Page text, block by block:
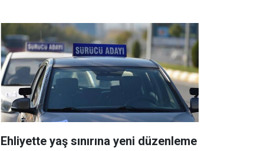
Ehliyette yaş sınırına yeni düzenleme